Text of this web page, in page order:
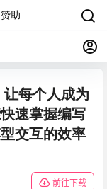
赞助
每个人成为
速掌握编写
交互的效率
前往下载